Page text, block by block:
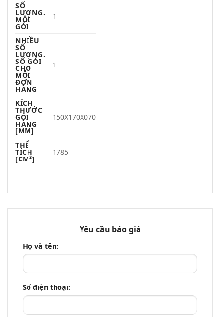
SỐ
LƯỢNG.
MỖI
GÓI
1
NHIỀU
SỐ
LƯỢNG.
SỐ GÓI
CHO
MỖI
ĐƠN
HÀNG
1
KÍCH
THƯỚC
GÓI
HÀNG
[MM]
150X170X070
THỂ
TÍCH
[CM³]
1785
Yêu cầu báo giá
Họ và tên:
Số điện thoại: